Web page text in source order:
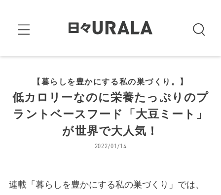
【暮らしを豊かにする私の巣づくり。】
低カロリーなのに栄養たっぷりのプ
ラントベースフード「大豆ミート」
が世界で大人気！
2022/01/14
連載「暮らしを豊かにする私の巣づくり」では、